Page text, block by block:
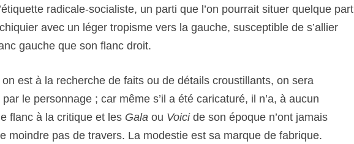
radicale-socialiste, un parti que l’on pourrait situer quelque part
avec un léger tropisme vers la gauche, susceptible de s’allier
gauche que son flanc droit.
est à la recherche de faits ou de détails croustillants, on sera
le personnage ; car même s’il a été caricaturé, il n’a, à aucun
flanc à la critique et les Gala ou Voicide son époque n’ont jamais
moindre pas de travers. La modestie est sa marque de fabrique.